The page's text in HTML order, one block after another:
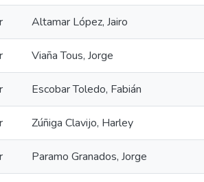
Altamar López, Jairo
Viaña Tous, Jorge
Escobar Toledo, Fabián
Zúñiga Clavijo, Harley
Paramo Granados, Jorge